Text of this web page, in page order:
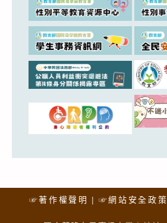
☞著作權聲明 ☞網站安全政策